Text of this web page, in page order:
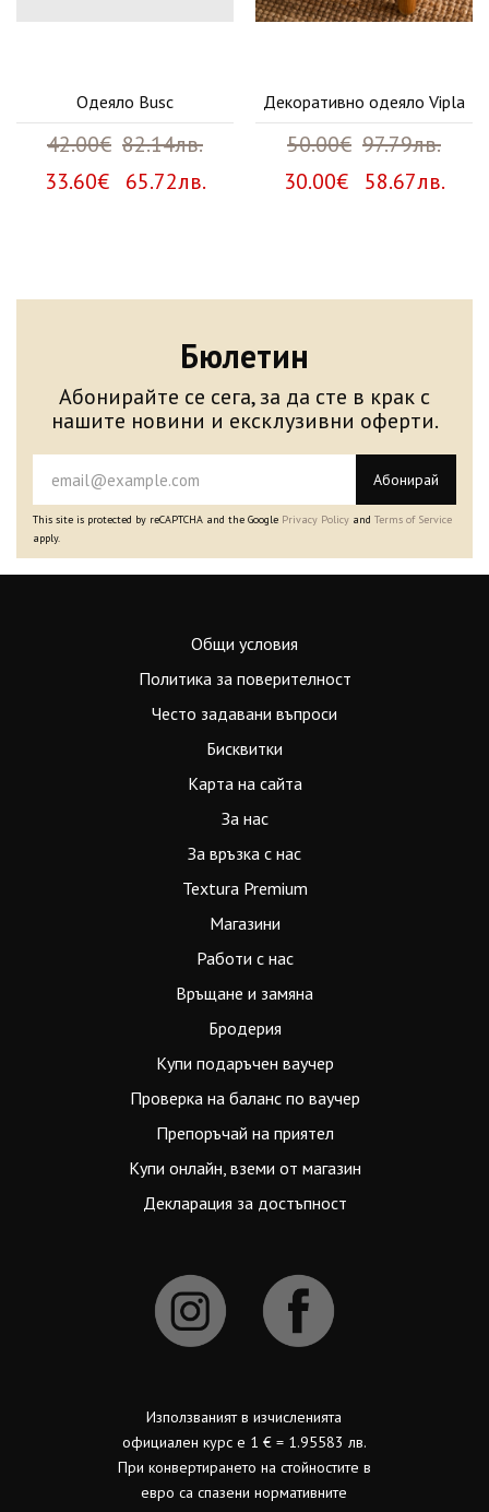
Одеяло Busc
42.00€ 82.14лв.
33.60€ 65.72лв.
Декоративно одеяло Vipla
50.00€ 97.79лв.
30.00€ 58.67лв.
Бюлетин
Абонирайте се сега, за да сте в крак с
нашите новини и ексклузивни оферти.
Абонирай
This site is protected by reCAPTCHA and the Google Privacy Policy and Terms of Service
apply.
Общи условия
Политика за поверителност
Често задавани въпроси
Бисквитки
Карта на сайта
За нас
За връзка с нас
Textura Premium
Магазини
Работи с нас
Връщане и замяна
Бродерия
Купи подаръчен ваучер
Проверка на баланс по ваучер
Препоръчай на приятел
Купи онлайн, вземи от магазин
Декларация за достъпност
Използваният в изчисленията
официален курс е 1 € = 1.95583 лв.
При конвертирането на стойностите в
евро са спазени нормативните